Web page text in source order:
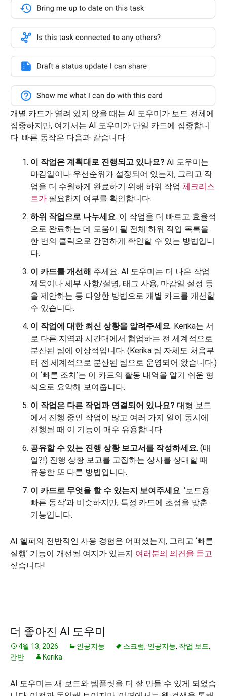
개별 카드가 열려 있지 않을 때는 AI 도우미가 보드 전체에
집중하지만, 여기서는 AI 도우미가 단일 카드에 집중합니
다. 빠른 동작은 다음과 같습니다:
이 작업은 계획대로 진행되고 있나요? AI 도우미는
마감일이나 우선순위가 설정되어 있는지, 그리고 작
업을 더 수월하게 완료하기 위해 하위 작업 체크리스
트가 필요한지 여부를 확인합니다.
하위 작업으로 나누세요. 이 작업을 더 빠르고 효율적
으로 완료하는 데 도움이 될 전체 하위 작업 목록을
한 번의 클릭으로 간편하게 확인할 수 있는 방법입니
다.
이 카드를 개선해 주세요. AI 도우미는 더 나은 작업
제목이나 세부 사항/설명, 태그 사용, 마감일 설정 등
을 제안하는 등 다양한 방법으로 개별 카드를 개선할
수 있습니다.
이 작업에 대한 최신 상황을 알려주세요. Kerika는 서
로 다른 지역과 시간대에서 협업하는 전 세계적으로
분산된 팀에 이상적입니다. (Kerika 팀 자체도 처음부
터 전 세계적으로 분산된 팀으로 운영되어 왔습니다.)
이 ‘빠른 조치’는 이 카드의 활동 내역을 알기 쉬운 형
식으로 요약해 보여줍니다.
이 작업은 다른 작업과 연결되어 있나요? 대형 보드
에서 진행 중인 작업이 많고 여러 가지 일이 동시에
진행될 때 이 기능이 매우 유용합니다.
공유할 수 있는 진행 상황 보고서를 작성하세요. (매
일?!) 진행 상황 보고를 고집하는 상사를 상대할 때
유용한 또 다른 방법입니다.
이 카드로 무엇을 할 수 있는지 보여주세요. ‘보드용
빠른 동작’과 비슷하지만, 특정 카드에 초점을 맞춘
기능입니다.
AI 헬퍼의 전반적인 사용 경험은 어떠셨는지, 그리고 ‘빠른
실행’ 기능이 개선될 여지가 있는지 여러분의 의견을 듣고
싶습니다!
더 좋아진 AI 도우미
4월 13, 2026 인공지능 스크럼, 인공지능, 작업 보드,
칸반
Kerika
AI 도우미는 새 보드와 템플릿을 더 잘 만들 수 있게 되었습